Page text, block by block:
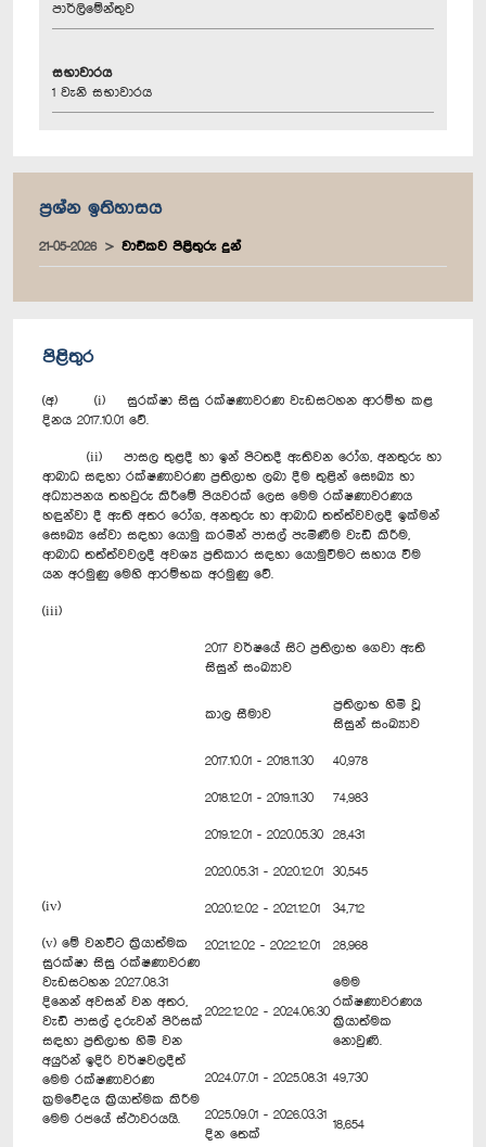
පාර්ලිමේන්තුව
සභාවාරය
1 වැනි සභාවාරය
ප්‍රශ්න ඉතිහාසය
21-05-2026 වාචිකව පිළිතුරු දුන්
පිළිතුර
(අ) (i) සුරක්ෂා සිසු රක්ෂණාවරණ වැඩසටහන ආරම්භ කළ
දිනය 2017.10.01 වේ.
(ii) පාසල තුළදී හා ඉන් පිටතදී ඇතිවන රෝග, අනතුරු හා
ආබාධ සඳහා රක්ෂණාවරණ ප්‍රතිලාභ ලබා දීම තුළින් සෞඛ්‍ය හා
අධ්‍යාපනය තහවුරු කිරීමේ පියවරක් ලෙස මෙම රක්ෂණාවරණය
හඳුන්වා දී ඇති අතර රෝග, අනතුරු හා ආබාධ තත්ත්වවලදී ඉක්මන්
සෞඛ්‍ය සේවා සඳහා යොමු කරමින් පාසල් පැමිණීම වැඩි කිරීම,
ආබාධ තත්ත්වවලදී අවශ්‍ය ප්‍රතිකාර සඳහා යොමුවීමට සහාය වීම
යන අරමුණු මෙහි ආරම්භක අරමුණු වේ.
(iii)
2017 වර්ෂයේ සිට ප්‍රතිලාභ ගෙවා ඇති
සිසුන් සංඛ්‍යාව
කාල සීමාව
ප්‍රතිලාභ හිමි වූ
සිසුන් සංඛ්‍යාව
2017.10.01 - 2018.11.30 40,978
2018.12.01 - 2019.11.30 74,983
2019.12.01 - 2020.05.30 28,431
2020.05.31 - 2020.12.01 30,545
2020.12.02 - 2021.12.01 34,712
2021.12.02 - 2022.12.01 28,968
2022.12.02 - 2024.06.30
මෙම
රක්ෂණාවරණය
ක්‍රියාත්මක
නොවුණි.
2024.07.01 - 2025.08.31 49,730
2025.09.01 - 2026.03.31
දින තෙක්
18,654
(iv)
(v) මේ වනවිට ක්‍රියාත්මක
සුරක්ෂා සිසු රක්ෂණාවරණ
වැඩසටහන 2027.08.31
දිනෙන් අවසන් වන අතර,
වැඩි පාසල් දරුවන් පිරිසක්
සඳහා ප්‍රතිලාභ හිමි වන
අයුරින් ඉදිරි වර්ෂවලදීත්
මෙම රක්ෂණාවරණ
ක්‍රමවේදය ක්‍රියාත්මක කිරීම
මෙම රජයේ ස්ථාවරයයි.